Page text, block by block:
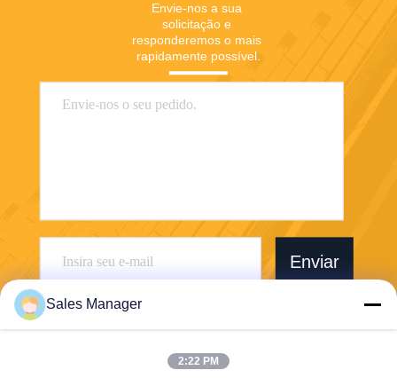
Envie-nos a sua
solicitação e
responderemos o mais
rapidamente possível.
Enviar
Sales Manager
2:22 PM